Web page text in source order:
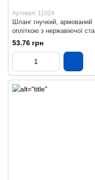
Артикул: 11024
Шланг гнучкий, армований
опліткою з нержавіючої
(ВВ), L = 200 мм
53.76 грн